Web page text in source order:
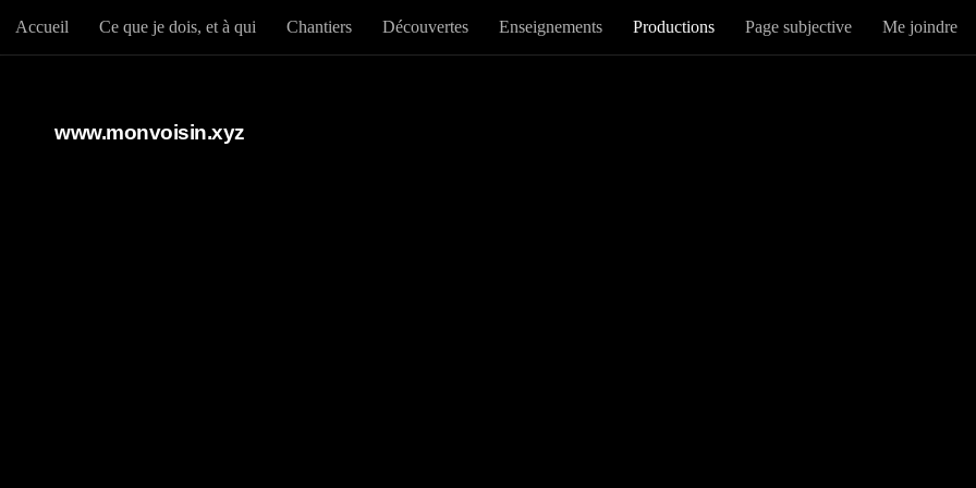
Au dessous du contenu
Accueil Ce que je dois, et à qui Chantiers Découvertes Enseignements Productions Page subjective Me joindre
www.monvoisin.xyz